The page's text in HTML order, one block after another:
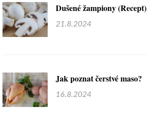
Dušené žampiony (Recept)
21.8.2024
Jak poznat čerstvé maso?
16.8.2024